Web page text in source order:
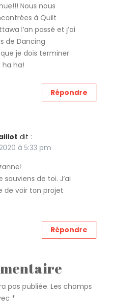
Nous nous
à Quilt
l’an passé et j’ai
de Dancing
je dois terminer
ha ha!
Répondre
dit :
à 5:33 pm
souviens de toi. J’ai
de voir ton projet
Répondre
pas publiée. Les champs
*